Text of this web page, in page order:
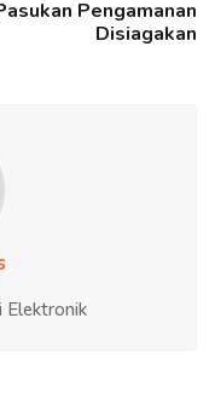
Pengamanan
Disiagakan
Elektronik